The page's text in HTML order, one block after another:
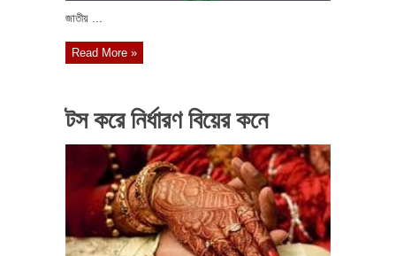
জাতীয় ...
Read More »
টস করে নির্ধারণ বিয়ের কনে